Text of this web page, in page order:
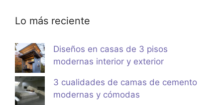
Lo más reciente
Diseños en casas de 3 pisos
modernas interior y exterior
3 cualidades de camas de cemento
modernas y cómodas